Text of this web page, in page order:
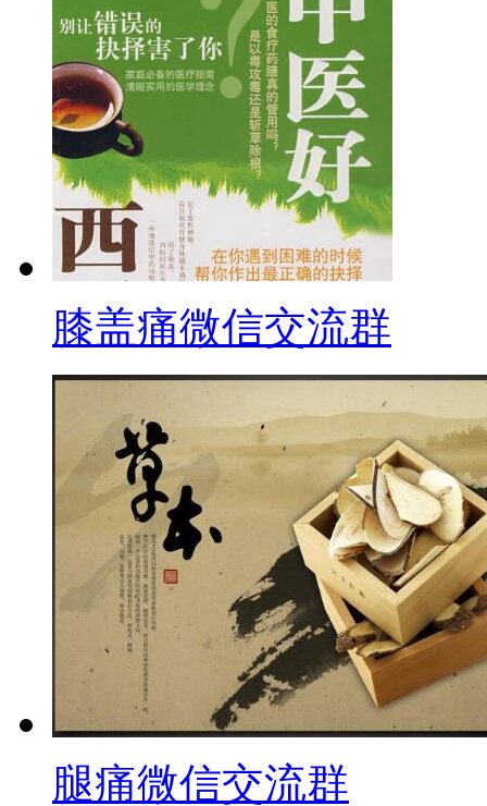
膝盖痛微信交流群
腿痛微信交流群